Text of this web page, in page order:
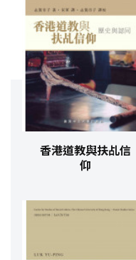
香港道教與扶乩信
仰